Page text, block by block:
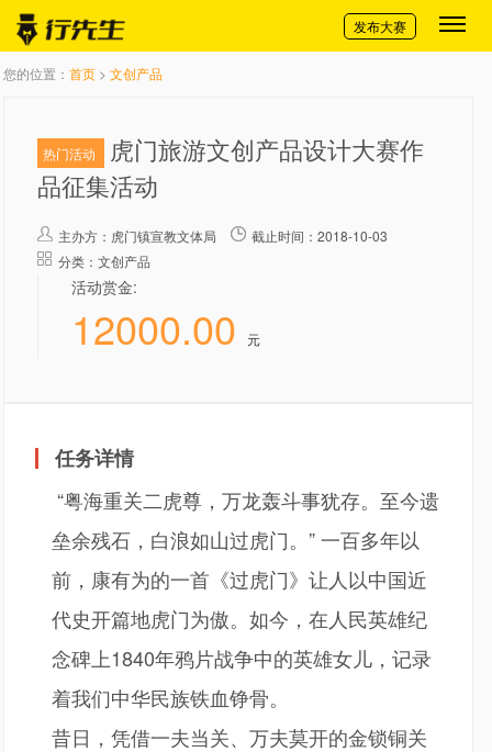
切换导航
发布大赛
您的位置： 首页 > 文创产品
热门活动
虎门旅游文创产品设计大赛作
品征集活动
主办方： 虎门镇宣教文体局
截止时间：2018-10-03
分类：文创产品
活动赏金:
12000.00 元
任务详情
“粤海重关二虎尊，万龙轰斗事犹存。至今遗
垒余残石，白浪如山过虎门。” 一百多年以
前，康有为的一首《过虎门》让人以中国近
代史开篇地虎门为傲。如今，在人民英雄纪
念碑上1840年鸦片战争中的英雄女儿，记录
着我们中华民族铁血铮骨。
昔日，凭借一夫当关、万夫莫开的金锁铜关